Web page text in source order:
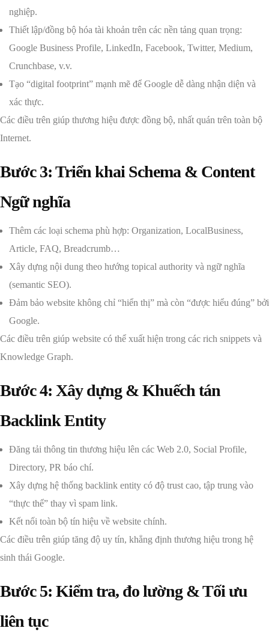
nghiệp.
Thiết lập/đồng bộ hóa tài khoản trên các nền tảng quan trọng:
Google Business Profile, LinkedIn, Facebook, Twitter, Medium,
Crunchbase, v.v.
Tạo “digital footprint” mạnh mẽ để Google dễ dàng nhận diện và
xác thực.
Các điều trên giúp thương hiệu được đồng bộ, nhất quán trên toàn bộ
Internet.
Bước 3: Triển khai Schema & Content
Ngữ nghĩa
Thêm các loại schema phù hợp: Organization, LocalBusiness,
Article, FAQ, Breadcrumb…
Xây dựng nội dung theo hướng topical authority và ngữ nghĩa
(semantic SEO).
Đảm bảo website không chỉ “hiển thị” mà còn “được hiểu đúng” bởi
Google.
Các điều trên giúp website có thể xuất hiện trong các rich snippets và
Knowledge Graph.
Bước 4: Xây dựng & Khuếch tán
Backlink Entity
Đăng tải thông tin thương hiệu lên các Web 2.0, Social Profile,
Directory, PR báo chí.
Xây dựng hệ thống backlink entity có độ trust cao, tập trung vào
“thực thể” thay vì spam link.
Kết nối toàn bộ tín hiệu về website chính.
Các điều trên giúp tăng độ uy tín, khẳng định thương hiệu trong hệ
sinh thái Google.
Bước 5: Kiểm tra, đo lường & Tối ưu
liên tục